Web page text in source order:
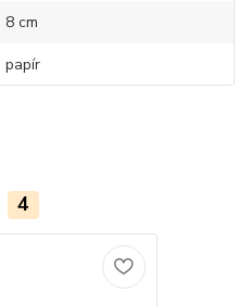
8 cm
papír
4